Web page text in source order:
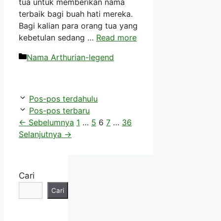
terbaik bagi buah hati mereka.
Bagi kalian para orang tua yang
kebetulan sedang … Read more
Kategori
Nama Arthurian-legend
Pos-pos terdahulu
Pos-pos terbaru
← Sebelumnya Halaman
1 … Halaman
5 Halaman
6 Halaman
7 … Halaman
36
Selanjutnya →
Cari
Cari